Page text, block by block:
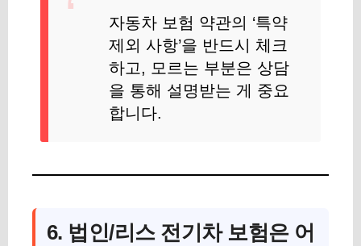
자동차 보험 약관의 ‘특약
제외 사항’을 반드시 체크
하고, 모르는 부분은 상담
을 통해 설명받는 게 중요
합니다.
6. 법인/리스 전기차 보험은 어